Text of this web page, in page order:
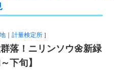
o
計量検定所 ］
落！ニリンソウ🌼新緑
下旬】